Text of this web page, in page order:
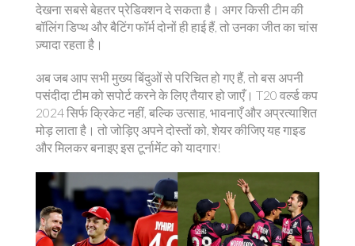
देखना सबसे बेहतर प्रेडिक्शन दे सकता है। अगर किसी टीम की
बॉलिंग डिप्थ और बैटिंग फॉर्म दोनों ही हाई हैं, तो उनका जीत का चांस
ज़्यादा रहता है।
अब जब आप सभी मुख्य बिंदुओं से परिचित हो गए हैं, तो बस अपनी
पसंदीदा टीम को सपोर्ट करने के लिए तैयार हो जाएँ। T20 वर्ल्ड कप
2024 सिर्फ क्रिकेट नहीं, बल्कि उत्साह, भावनाएँ और अप्रत्याशित
मोड़ लाता है। तो जोड़िए अपने दोस्तों को, शेयर कीजिए यह गाइड
और मिलकर बनाइए इस टूर्नामेंट को यादगार!